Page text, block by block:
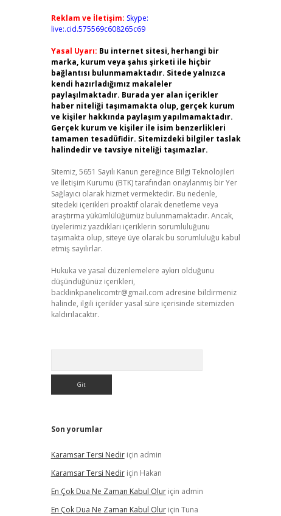
Reklam ve İletişim: Skype:
live:.cid.575569c608265c69
Yasal Uyarı: Bu internet sitesi, herhangi bir
marka, kurum veya şahıs şirketi ile hiçbir
bağlantısı bulunmamaktadır. Sitede yalnızca
kendi hazırladığımız makaleler
paylaşılmaktadır. Burada yer alan içerikler
haber niteliği taşımamakta olup, gerçek kurum
ve kişiler hakkında paylaşım yapılmamaktadır.
Gerçek kurum ve kişiler ile isim benzerlikleri
tamamen tesadüfidir. Sitemizdeki bilgiler taslak
halindedir ve tavsiye niteliği taşımazlar.
Sitemiz, 5651 Sayılı Kanun gereğince Bilgi Teknolojileri
ve İletişim Kurumu (BTK) tarafından onaylanmış bir Yer
Sağlayıcı olarak hizmet vermektedir. Bu nedenle,
sitedeki içerikleri proaktif olarak denetleme veya
araştırma yükümlülüğümüz bulunmamaktadır. Ancak,
üyelerimiz yazdıkları içeriklerin sorumluluğunu
taşımakta olup, siteye üye olarak bu sorumluluğu kabul
etmiş sayılırlar.
Hukuka ve yasal düzenlemelere aykırı olduğunu
düşündüğünüz içerikleri,
backlinkpanelicomtr@gmail.com adresine bildirmeniz
halinde, ilgili içerikler yasal süre içerisinde sitemizden
kaldırılacaktır.
Son yorumlar
Karamsar Tersi Nediriçin admin
Karamsar Tersi Nediriçin Hakan
En Çok Dua Ne Zaman Kabul Oluriçin admin
En Çok Dua Ne Zaman Kabul Oluriçin Tuna